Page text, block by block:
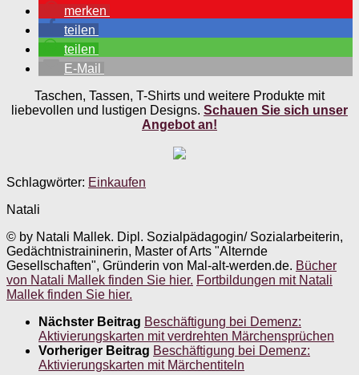
merken
teilen
teilen
E-Mail
Taschen, Tassen, T-Shirts und weitere Produkte mit
liebevollen und lustigen Designs. Schauen Sie sich unser
Angebot an!
Schlagwörter: Einkaufen
Natali
© by Natali Mallek. Dipl. Sozialpädagogin/ Sozialarbeiterin,
Gedächtnistraininerin, Master of Arts "Alternde
Gesellschaften", Gründerin von Mal-alt-werden.de. Bücher
von Natali Mallek finden Sie hier. Fortbildungen mit Natali
Mallek finden Sie hier.
Nächster Beitrag Beschäftigung bei Demenz:
Aktivierungskarten mit verdrehten Märchensprüchen
Vorheriger Beitrag Beschäftigung bei Demenz:
Aktivierungskarten mit Märchentiteln